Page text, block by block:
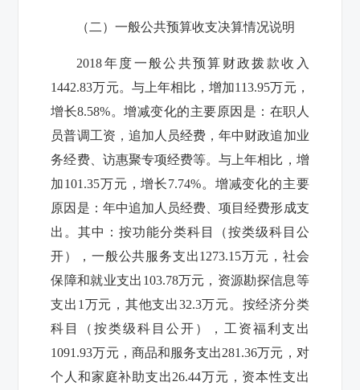
（二）一般公共预算收支决算情况说明
2018年度一般公共预算财政拨款收入
1442.83万元。与上年相比，增加113.95万元，
增长8.58%。增减变化的主要原因是：在职人
员普调工资，追加人员经费，年中财政追加业
务经费、访惠聚专项经费等。与上年相比，增
加101.35万元，增长7.74%。增减变化的主要
原因是：年中追加人员经费、项目经费形成支
出。其中：按功能分类科目（按类级科目公
开），一般公共服务支出1273.15万元，社会
保障和就业支出 103.78万元，资源勘探信息等
支出 1 万元，其他支出32.3万元。按经济分类
科目（按类级科目公开），工资福利支出
1091.93万元，商品和服务支出281.36万元，对
个人和家庭补助支出26.44万元，资本性支出